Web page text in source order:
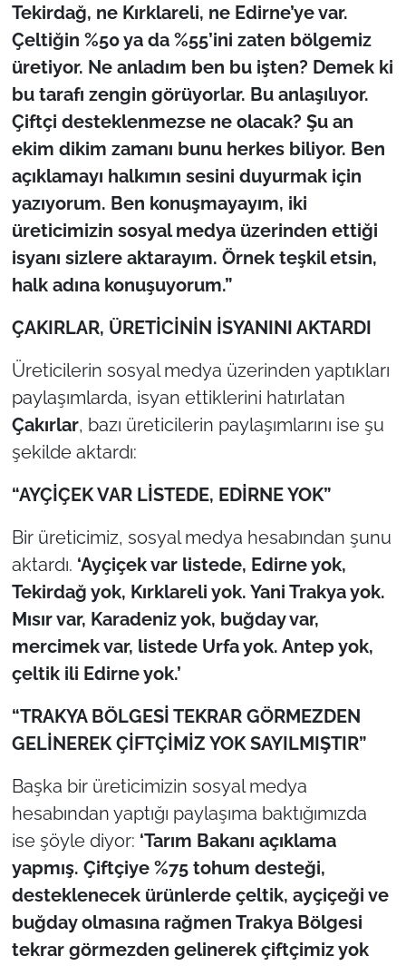
Tekirdağ, ne Kırklareli, ne Edirne’ye var.
Çeltiğin %50 ya da %55’ini zaten bölgemiz
üretiyor. Ne anladım ben bu işten? Demek ki
bu tarafı zengin görüyorlar. Bu anlaşılıyor.
Çiftçi desteklenmezse ne olacak? Şu an
ekim dikim zamanı bunu herkes biliyor. Ben
açıklamayı halkımın sesini duyurmak için
yazıyorum. Ben konuşmayayım, iki
üreticimizin sosyal medya üzerinden ettiği
isyanı sizlere aktarayım. Örnek teşkil etsin,
halk adına konuşuyorum.”
ÇAKIRLAR, ÜRETİCİNİN İSYANINI AKTARDI
Üreticilerin sosyal medya üzerinden yaptıkları
paylaşımlarda, isyan ettiklerini hatırlatan
Çakırlar, bazı üreticilerin paylaşımlarını ise şu
şekilde aktardı:
“AYÇİÇEK VAR LİSTEDE, EDİRNE YOK”
Bir üreticimiz, sosyal medya hesabından şunu
aktardı. ‘Ayçiçek var listede, Edirne yok,
Tekirdağ yok, Kırklareli yok. Yani Trakya yok.
Mısır var, Karadeniz yok, buğday var,
mercimek var, listede Urfa yok. Antep yok,
çeltik ili Edirne yok.’
“TRAKYA BÖLGESİ TEKRAR GÖRMEZDEN
GELİNEREK ÇİFTÇİMİZ YOK SAYILMIŞTIR”
Başka bir üreticimizin sosyal medya
hesabından yaptığı paylaşıma baktığımızda
ise şöyle diyor: ‘Tarım Bakanı açıklama
yapmış. Çiftçiye %75 tohum desteği,
desteklenecek ürünlerde çeltik, ayçiçeği ve
buğday olmasına rağmen Trakya Bölgesi
tekrar görmezden gelinerek çiftçimiz yok
Flaş Haber
Dış Haberler
Magazin
İş Dünyası
Bilim Teknoloji
English News
Genel-A
Gündem-Eğitim